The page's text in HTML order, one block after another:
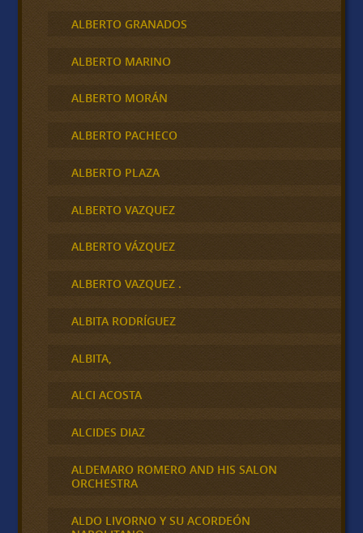
ALBERTO GRANADOS
ALBERTO MARINO
ALBERTO MORÁN
ALBERTO PACHECO
ALBERTO PLAZA
ALBERTO VAZQUEZ
ALBERTO VÁZQUEZ
ALBERTO VAZQUEZ .
ALBITA RODRÍGUEZ
ALBITA,
ALCI ACOSTA
ALCIDES DIAZ
ALDEMARO ROMERO AND HIS SALON
ORCHESTRA
ALDO LIVORNO Y SU ACORDEÓN